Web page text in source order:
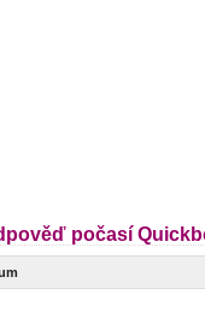
počasí